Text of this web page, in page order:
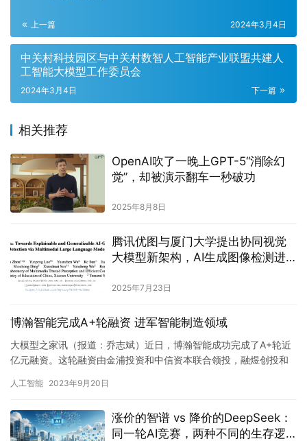
上一篇 2024年3月4日
中关村科技园区与中关村数智人工智能产业联盟共建人
工智能大模型工作委员会
下一篇
2024年3月4日
相关推荐
OpenAI吹了一晚上GPT-5“消除幻
觉”，却被演示翻车一秒破功
2025年8月8日
腾讯优图与厦门大学提出协同视觉
大模型新架构，AI生成图像检测进
2025年7月23日
博瀚智能完成A+轮融资 进军智能制造领域
大模型之家讯（报道：乔志斌）近日，博瀚智能成功完成了A+轮近
亿元融资。这轮融资由金浦投资和中信资本联合领投，融煜创投和
研发…
人工智能 2023年9月20日
涨价的智谱 vs 降价的DeepSeek：
同一轮AI竞赛，两种不同的生存逻